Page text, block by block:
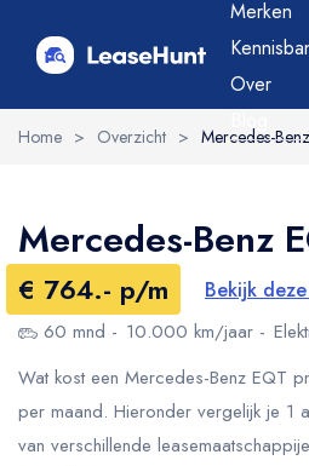
Merken
Over
Home > Overzicht > Mercedes-
Mercedes-Benz
€ 764.- p/m Bekijk
60 mnd 10.000 km/jaar
Wat kost een Mercedes-Benz EQT
per maand. Hieronder vergelijk je 1
van verschillende